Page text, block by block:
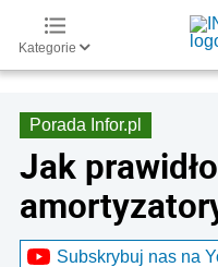
Kategorie
Porada Infor.pl
Jak
Subskrybuj nas na